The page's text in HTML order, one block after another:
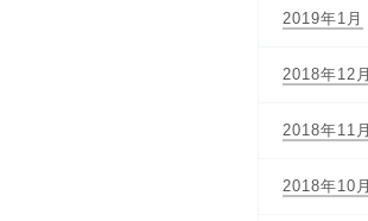
2019年1月
2018年12月
2018年11月
2018年10月